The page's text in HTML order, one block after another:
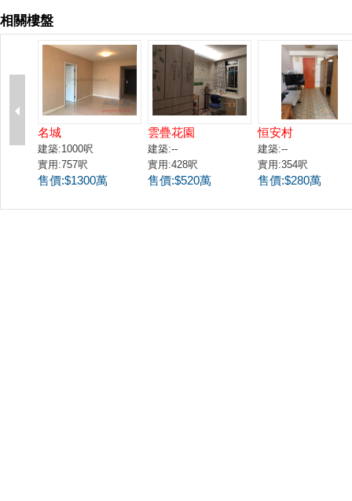
相關樓盤
名城
建築:1000呎
實用:757呎
售價:$1300萬
雲疊花園
建築:--
實用:428呎
售價:$520萬
恒安村
建築:--
實用:354呎
售價:$280萬